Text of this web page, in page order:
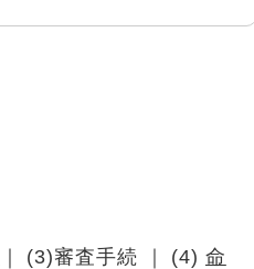
｜ (3)審査手続 ｜ (4) 命